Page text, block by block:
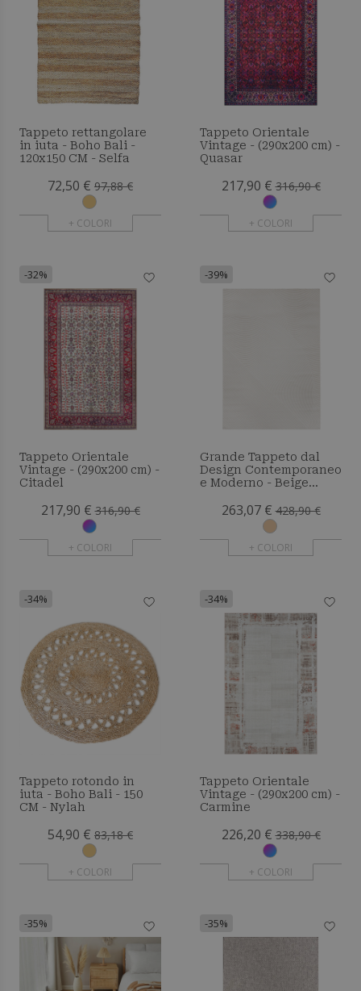
Tappeto rettangolare
in iuta - Boho Bali -
120x150 CM - Selfa
72,50 € 97,88 €
+ COLORI
Tappeto Orientale
Vintage - (290x200 cm) -
Quasar
217,90 € 316,90 €
+ COLORI
-32%
Tappeto Orientale
Vintage - (290x200 cm) -
Citadel
217,90 € 316,90 €
+ COLORI
-39%
Grande Tappeto dal
Design Contemporaneo
e Moderno - Beige
263,07 € 428,90 €
+ COLORI
-34%
Tappeto rotondo in
iuta - Boho Bali - 150
CM - Nylah
54,90 € 83,18 €
+ COLORI
-34%
Tappeto Orientale
Vintage - (290x200 cm) -
Carmine
226,20 € 338,90 €
+ COLORI
-35% -35%